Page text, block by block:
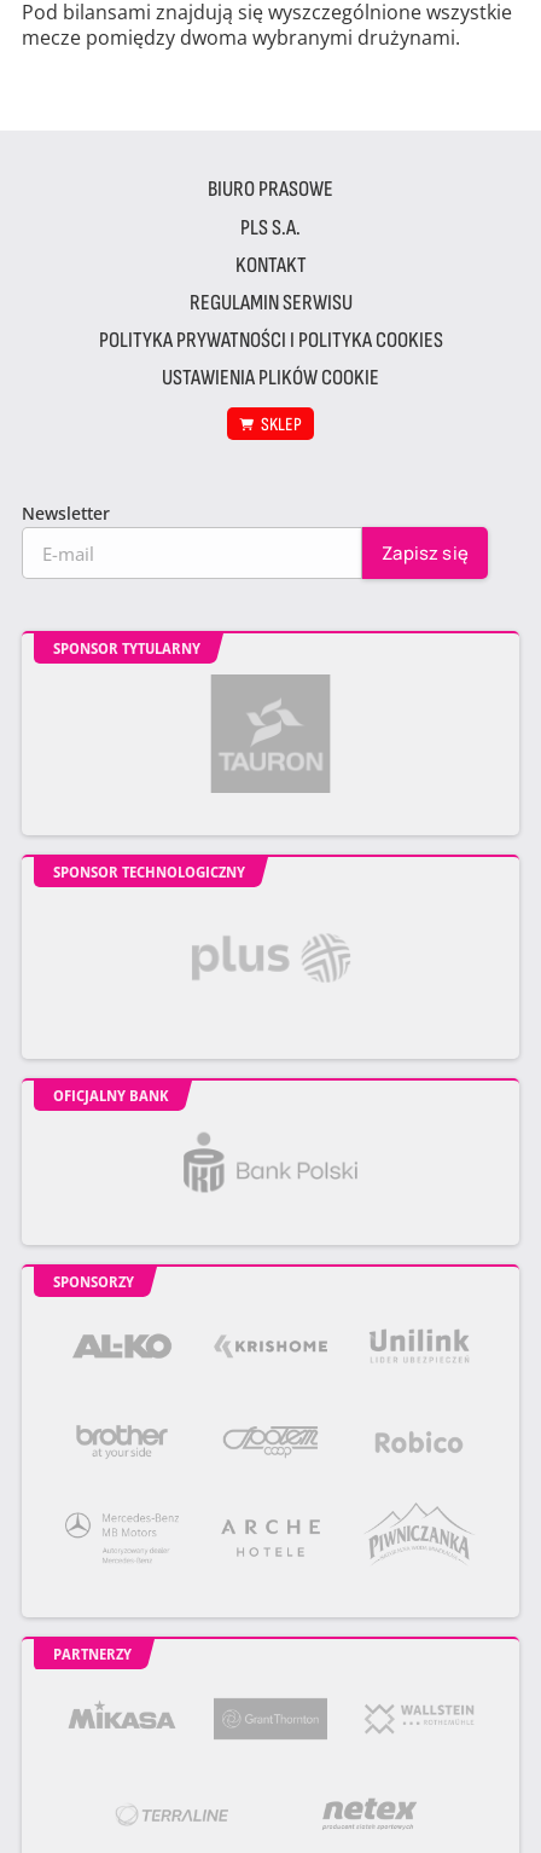
Pod bilansami znajdują się wyszczególnione wszystkie
mecze pomiędzy dwoma wybranymi drużynami.
BIURO PRASOWE
PLS S.A.
KONTAKT
REGULAMIN SERWISU
POLITYKA PRYWATNOŚCI I POLITYKA COOKIES
USTAWIENIA PLIKÓW COOKIE
SKLEP
Newsletter
SPONSOR TYTULARNY
SPONSOR TECHNOLOGICZNY
OFICJALNY BANK
SPONSORZY
PARTNERZY